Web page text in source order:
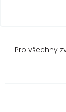
Pro všechny